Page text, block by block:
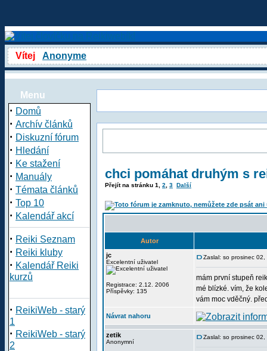
Vítej Anonyme
Menu
· Domů
· Archív článků
· Diskuzní fórum
· Hledání
· Ke stažení
· Manuály
· Témata článků
· Top 10
· Kalendář akcí
· Reiki Seznam
· Reiki kluby
· Kalendář Reiki
kurzů
· ReikiWeb - starý
1
· ReikiWeb - starý
2
chci pomáhat druhým s
Přejít na stránku 1 2 3 Další
Autor
jc
Excelentní uživatel
Registrace: 2.12. 2006
Příspěvky: 135
Zaslal: so prosinec
mám první stupeň
mé blízké. vím, že
vám moc vděčný.
Návrat nahoru
zetik
Anonymní
Zaslal: so prosinec